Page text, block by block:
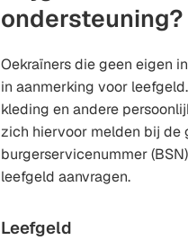
ondersteuning?
Oekraïners die geen eigen
in aanmerking voor
kleding en andere
zich hiervoor melden bij de
burgerservicenummer
leefgeld aanvragen.
Leefgeld